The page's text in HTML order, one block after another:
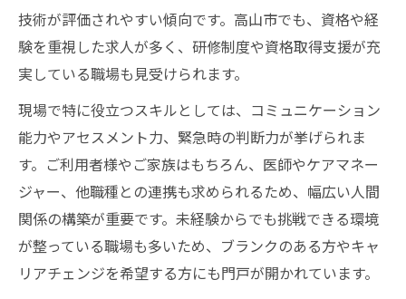
技術が評価されやすい傾向です。高山市でも、資格や経
験を重視した求人が多く、研修制度や資格取得支援が充
実している職場も見受けられます。
現場で特に役立つスキルとしては、コミュニケーション
能力やアセスメント力、緊急時の判断力が挙げられま
す。ご利用者様やご家族はもちろん、医師やケアマネー
ジャー、他職種との連携も求められるため、幅広い人間
関係の構築が重要です。未経験からでも挑戦できる環境
が整っている職場も多いため、ブランクのある方やキャ
リアチェンジを希望する方にも門戸が開かれています。